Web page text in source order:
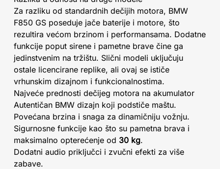
Za razliku od standardnih dečijih motora, BMW
F850 GS poseduje jače baterije i motore, što
rezultira većom brzinom i performansama. Dodatne
funkcije poput sirene i pametne brave čine ga
jedinstvenim na tržištu. Slični modeli uključuju
ostale licencirane replike, ali ovaj se ističe
vrhunskim dizajnom i funkcionalnostima.
Najveće prednosti dečijeg motora na akumulator
Autentičan BMW dizajn koji podstiče maštu.
Povećana brzina i snaga za dinamičniju vožnju.
Sigurnosne funkcije kao što su pametna brava i
maksimalno opterećenje od 30 kg.
Dodatni audio priključci i zvučni efekti za više
zabave.